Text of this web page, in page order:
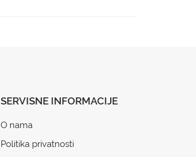
SERVISNE INFORMACIJE
O nama
Politika privatnosti